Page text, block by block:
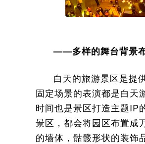
——多样的舞台背景
白天的旅游景区是提
固定场景的表演都是白天
时间也是景区打造主题IP
景区，都会将园区布置成
的墙体，骷髅形状的装饰